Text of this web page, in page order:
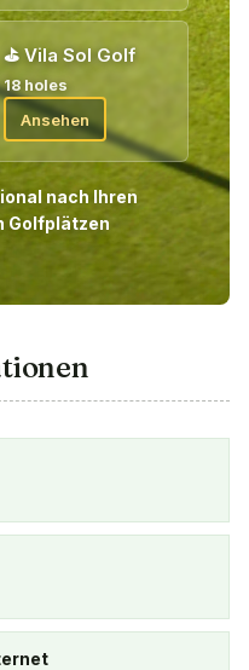
⛳ Vila Sol Golf
18 holes
Ansehen
nach Ihren
Golfplätzen